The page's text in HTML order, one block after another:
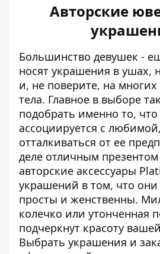
Авторские
Большинство девушек -
носят украшения в ушах,
и, не поверите, на многих
тела. Главное в выборе
подобрать именно то, что
ассоциируется с
отталкиваться от ее
деле отличным презентом
авторские аксессуары
украшений в том, что
просты и женственны.
колечко или утонченная
подчеркнут красоту
Выбрать украшения и